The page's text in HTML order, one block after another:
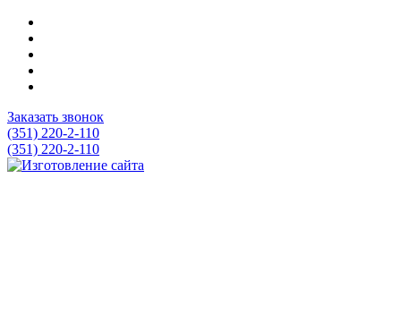
Заказать звонок
(351) 220-2-110
(351) 220-2-110